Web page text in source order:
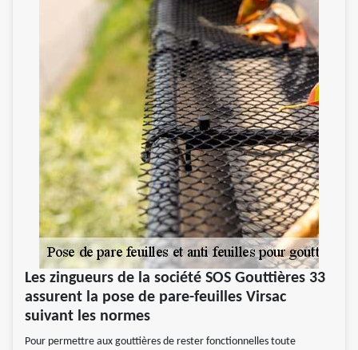
Les zingueurs de la société SOS Gouttières 33
assurent la pose de pare-feuilles Virsac
suivant les normes
Pour permettre aux gouttières de rester fonctionnelles toute